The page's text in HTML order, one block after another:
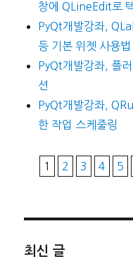
창에 QLineEdit로
PyQt개발강좌,
등 기본 위젯 사용법
PyQt개발강좌, 플
션
PyQt개발강좌,
한 작업 스케줄링
1 2 3 4 5
최신 글